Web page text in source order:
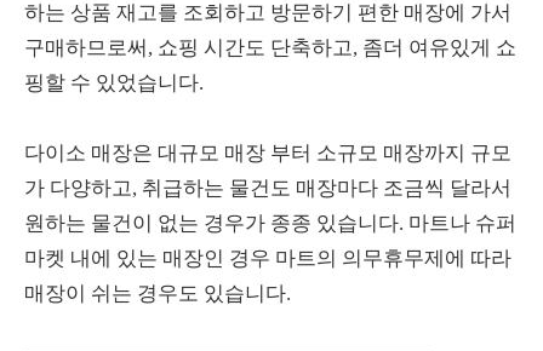
하는 상품 재고를 조회하고 방문하기 편한 매장에 가서
구매하므로써, 쇼핑 시간도 단축하고, 좀더 여유있게 쇼
핑할 수 있었습니다.
다이소 매장은 대규모 매장 부터 소규모 매장까지 규모
가 다양하고, 취급하는 물건도 매장마다 조금씩 달라서
원하는 물건이 없는 경우가 종종 있습니다. 마트나 슈퍼
마켓 내에 있는 매장인 경우 마트의 의무휴무제에 따라
매장이 쉬는 경우도 있습니다.